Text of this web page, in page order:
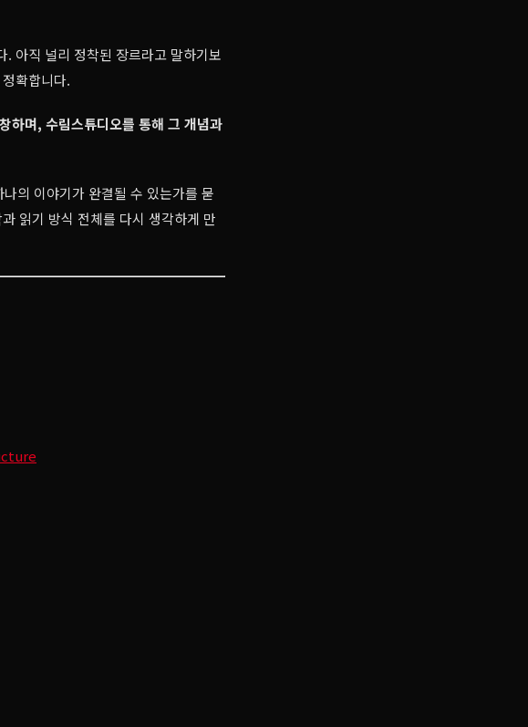
아직 널리 정착된 장르라고 말하기보
확합니다.
하며, 수림스튜디오를 통해 그 개념과
의 이야기가 완결될 수 있는가를 묻
읽기 방식 전체를 다시 생각하게 만